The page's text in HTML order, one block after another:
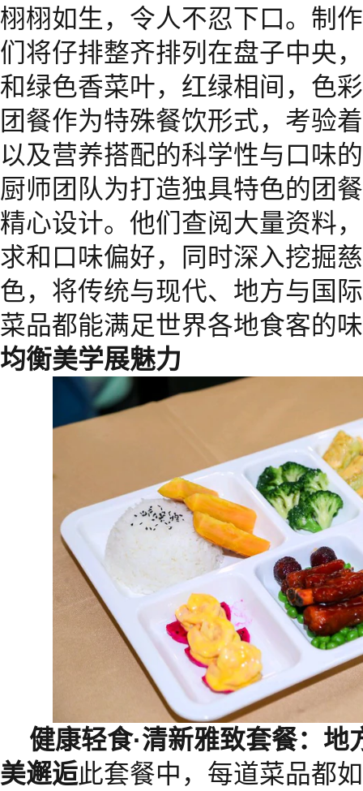
栩栩如生，令人不忍下口。制
们将仔排整齐排列在盘子中央
和绿色香菜叶，红绿相间，色
团餐作为特殊餐饮形式，考验
以及营养搭配的科学性与口味
厨师团队为打造独具特色的团
精心设计。他们查阅大量资料
求和口味偏好，同时深入挖掘
色，将传统与现代、地方与国
菜品都能满足世界各地食客的
均衡美学展魅力
健康轻食·清新雅致套餐：地
美邂逅此套餐中，每道菜品都